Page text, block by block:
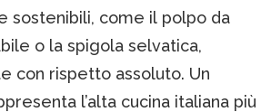
sostenibili, come il polpo da
o la spigola selvatica,
con rispetto assoluto. Un
l’alta cucina italiana più